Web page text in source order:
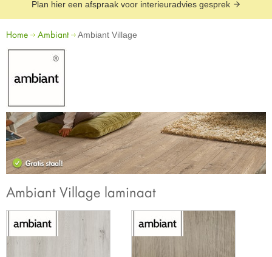
Plan hier een afspraak voor interieuradvies gesprek
Home Ambiant Ambiant Village
Ambiant Village laminaat